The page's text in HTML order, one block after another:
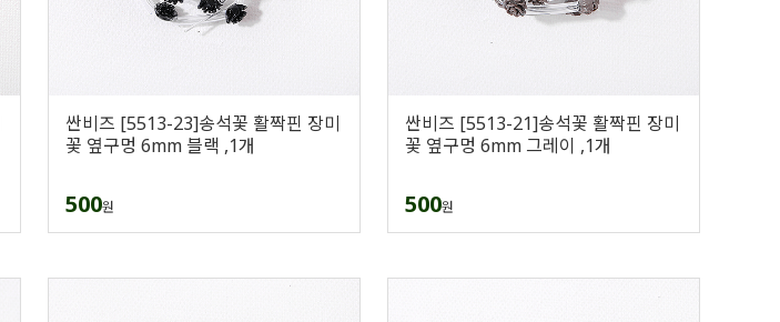
싼비즈 [5513-23]송석꽃 활짝핀 장미
꽃 옆구멍 6mm 블랙 ,1개
500원
싼비즈 [5513-21]송석꽃 활짝핀 장미
꽃 옆구멍 6mm 그레이 ,1개
500원